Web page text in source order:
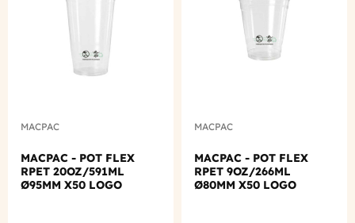
MACPAC
MACPAC - POT FLEX
RPET 20OZ/591ML
Ø95MM X50 LOGO
MACPAC
MACPAC - POT FLEX
RPET 9OZ/266ML
Ø80MM X50 LOGO